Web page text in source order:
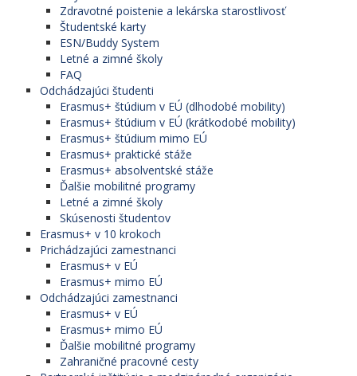
Zdravotné poistenie a lekárska starostlivosť
Študentské karty
ESN/Buddy System
Letné a zimné školy
FAQ
Odchádzajúci študenti
Erasmus+ štúdium v EÚ (dlhodobé mobility)
Erasmus+ štúdium v EÚ (krátkodobé mobility)
Erasmus+ štúdium mimo EÚ
Erasmus+ praktické stáže
Erasmus+ absolventské stáže
Ďalšie mobilitné programy
Letné a zimné školy
Skúsenosti študentov
Erasmus+ v 10 krokoch
Prichádzajúci zamestnanci
Erasmus+ v EÚ
Erasmus+ mimo EÚ
Odchádzajúci zamestnanci
Erasmus+ v EÚ
Erasmus+ mimo EÚ
Ďalšie mobilitné programy
Zahraničné pracovné cesty